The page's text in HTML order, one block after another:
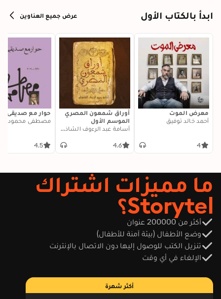
ابدأ بالكتاب الأول عرض جميع العناوين
معرض الموت
أحمد خالد توفيق
4
أوراق شمعون المصري
الموسم الأول
أسامة عبد الرءوف الشاذلي
4.6
حوار مع صديقي
مصطفى محمود
4.5
ما مميزات اشتراك
Storytel؟
أكثر من 200000 عنوان
وضع الأطفال (بيئة آمنة للأطفال)
تنزيل الكتب للوصول إليها دون الاتصال بالإنترنت
الإلغاء في أي وقت
أكثر شهرة